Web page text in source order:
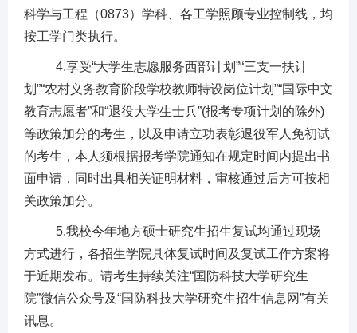
科学与工程（0873）学科、各工学照顾专业控制线，均
按工学门类执行。
4.享受“大学生志愿服务西部计划”“三支一扶计
划”“农村义务教育阶段学校教师特设岗位计划”“国际中文
教育志愿者”和“退役大学生士兵”(报考专项计划的除外)
等政策加分的考生，以及申请立功表彰退役军人免初试
的考生，本人须根据报考学院通知在规定时间内提出书
面申请，同时出具相关证明材料，审核通过后方可按相
关政策加分。
5.我校今年地方硕士研究生招生复试均通过现场
方式进行，各招生学院具体复试时间及复试工作方案将
于近期发布。请考生持续关注“国防科技大学研究生
院”微信公众号及“国防科技大学研究生招生信息网”有关
讯息。